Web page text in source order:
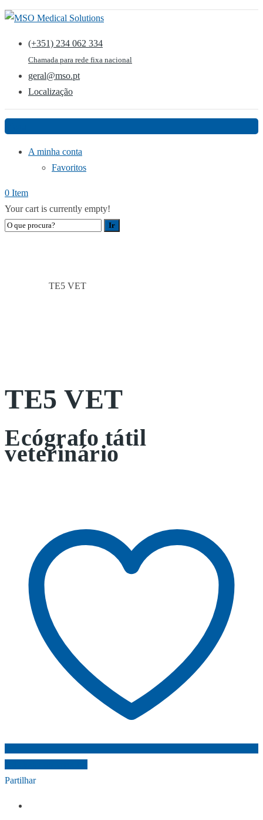
(+351) 234 062 334
Chamada para rede fixa nacional
geral@mso.pt
Localização
A minha conta
Favoritos
0 Item
Your cart is currently empty!
TE5 VET
TE5 VET
Ecógrafo tátil
veterinário
Partilhar